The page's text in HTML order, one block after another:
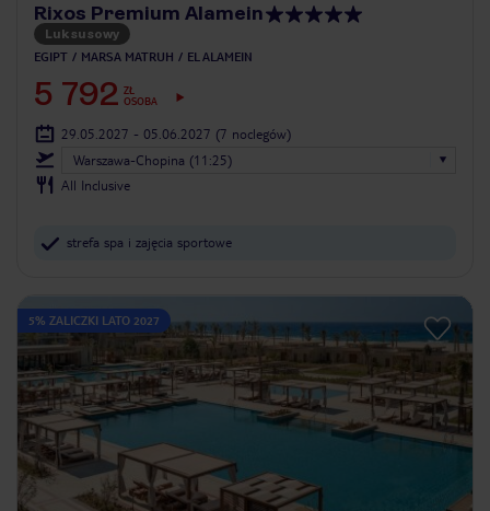
Rixos Premium Alamein
Luksusowy
EGIPT MARSA MATRUH EL ALAMEIN
5 792 ZŁ
OSOBA
29.05.2027 - 05.06.2027 (7 noclegów)
Warszawa-Chopina (11:25)
All Inclusive
strefa spa i zajęcia sportowe
5% ZALICZKI LATO 2027